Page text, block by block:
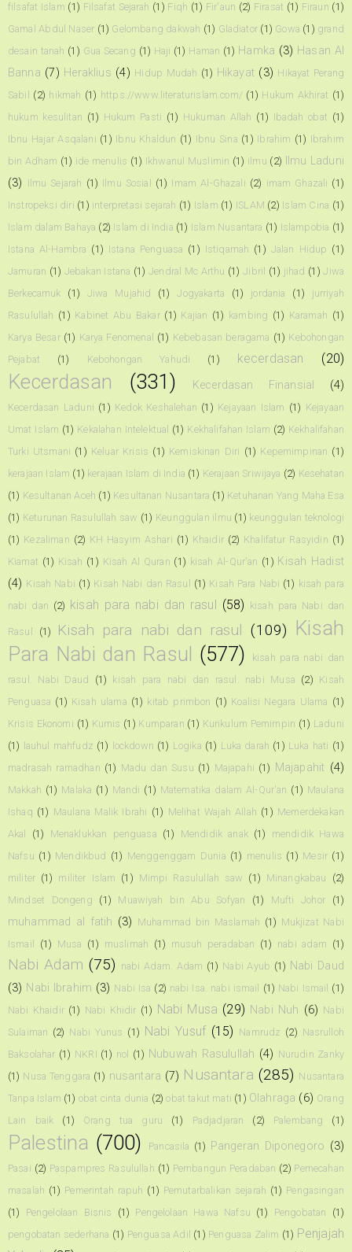
filsafat Islam (1) Filsafat Sejarah (1) Fiqh (1) Fir'aun (2) Firasat (1) Firaun (1)
Gamal Abdul Naser (1) Gelombang dakwah (1) Gladiator (1) Gowa (1) grand
desain tanah (1) Gua Secang (1) Haji (1) Haman (1) Hamka (3) Hasan Al
Banna (7) Heraklius (4) Hidup Mudah (1) Hikayat (3) Hikayat Perang
Sabil
(2) hikmah (1) https://www.literaturislam.com/ (1) Hukum Akhirat (1)
hukum kesulitan (1) Hukum Pasti (1) Hukuman Allah (1) Ibadah obat (1)
Ibnu Hajar Asqalani (1) Ibnu Khaldun (1) Ibnu Sina (1) Ibrahim (1) Ibrahim
bin Adham (1) ide menulis (1) Ikhwanul Muslimin (1) ilmu (2)
Ilmu Laduni
(3) Ilmu Sejarah (1) Ilmu Sosial (1) Imam Al-Ghazali (2) imam Ghazali (1)
Instropeksi diri (1) interpretasi sejarah (1) Islam (1) ISLAM (2) Islam Cina (1)
Islam dalam Bahaya (2) Islam di India (1) Islam Nusantara (1) Islampobia (1)
Istana Al-Hambra (1) Istana Penguasa (1) Istiqamah (1) Jalan Hidup (1)
Jamuran (1) Jebakan Istana (1) Jendral Mc Arthu (1) Jibril (1) jihad (1) Jiwa
Berkecamuk
(1) Jiwa Mujahid (1) Jogyakarta (1) jordania (1)
jurriyah
Rasulullah (1) Kabinet Abu Bakar (1) Kajian (1) kambing (1) Karamah (1)
Karya Besar (1) Karya Fenomenal (1) Kebebasan beragama (1) Kebohongan
Pejabat
(1) Kebohongan Yahudi (1) kecerdasan (20)
Kecerdasan (331) Kecerdasan Finansial (4)
Kecerdasan Laduni (1) Kedok Keshalehan (1) Kejayaan Islam (1) Kejayaan
Umat Islam (1) Kekalahan Intelektual (1) Kekhalifahan Islam (2) Kekhalifahan
Turki Utsmani (1) Keluar Krisis (1) Kemiskinan Diri (1) Kepemimpinan (1)
kerajaan Islam (1) kerajaan Islam di India (1) Kerajaan Sriwijaya (2) Kesehatan
(1) Kesultanan Aceh (1) Kesultanan Nusantara (1) Ketuhanan Yang Maha Esa
(1) Keturunan Rasulullah saw (1) Keunggulan ilmu (1) keunggulan teknologi
(1) Kezaliman (2) KH Hasyim Ashari (1) Khaidir (2) Khalifatur Rasyidin (1)
Kiamat (1) Kisah (1) Kisah Al Quran (1) kisah Al-Qur'an (1) Kisah Hadist
(4) Kisah Nabi (1) Kisah Nabi dan Rasul (1) Kisah Para Nabi (1) kisah para
nabi dan (2) kisah para nabi dan rasul (58) kisah para Nabi dan
Rasul (1) Kisah para nabi dan rasul (109) Kisah
Para Nabi dan Rasul (577)
kisah para nabi dan
rasul. Nabi Daud
(1) kisah para nabi dan rasul. nabi Musa (2) Kisah
Penguasa (1) Kisah ulama (1) kitab primbon (1) Koalisi Negara Ulama (1)
Krisis Ekonomi (1) Kumis (1) Kumparan (1) Kurikulum Pemimpin (1) Laduni
(1) lauhul mahfudz (1) lockdown (1) Logika (1) Luka darah (1) Luka hati (1)
madrasah ramadhan (1) Madu dan Susu (1) Majapahi (1) Majapahit (4)
Makkah (1) Malaka (1) Mandi (1) Matematika dalam Al-Qur'an (1) Maulana
Ishaq (1) Maulana Malik Ibrahi (1) Melihat Wajah Allah (1) Memerdekakan
Akal
(1) Menaklukkan penguasa (1) Mendidik anak (1)
mendidik Hawa
Nafsu (1) Mendikbud (1) Menggenggam Dunia (1) menulis (1) Mesir (1)
militer (1) militer Islam (1) Mimpi Rasulullah saw (1) Minangkabau
(2)
Mindset Dongeng
(1) Muawiyah bin Abu Sofyan (1) Mufti Johor (1)
muhammad al fatih (3) Muhammad bin Maslamah (1) Mukjizat Nabi
Ismail
(1) Musa (1) muslimah (1) musuh peradaban (1) nabi adam (1)
Nabi Adam (75) nabi Adam. Adam (1) Nabi Ayub (1) Nabi Daud
(3) Nabi Ibrahim (3) Nabi Isa (2) nabi Isa. nabi ismail (1) Nabi Ismail (1)
Nabi Khaidir (1) Nabi Khidir (1) Nabi Musa (29) Nabi Nuh (6) Nabi
Sulaiman (2) Nabi Yunus (1) Nabi Yusuf (15) Namrudz (2) Nasrulloh
Baksolahar (1) NKRI (1) nol (1) Nubuwah Rasulullah (4) Nurudin Zanky
(1) Nusa Tenggara (1) nusantara (7) Nusantara (285) Nusantara
Tanpa Islam (1) obat cinta dunia (2) obat takut mati (1) Olahraga (6) Orang
Lain baik
(1) Orang tua guru (1) Padjadjaran (2) Palembang (1)
Palestina (700) Pancasila (1) Pangeran Diponegoro (3)
Pasai (2) Paspampres Rasulullah (1) Pembangun Peradaban (2) Pemecahan
masalah (1) Pemerintah rapuh (1) Pemutarbalikan sejarah (1) Pengasingan
(1)
Pengelolaan Bisnis (1) Pengelolaan Hawa Nafsu (1) Pengobatan
(1)
pengobatan sederhana (1) Penguasa Adil (1) Penguasa Zalim (1) Penjajah